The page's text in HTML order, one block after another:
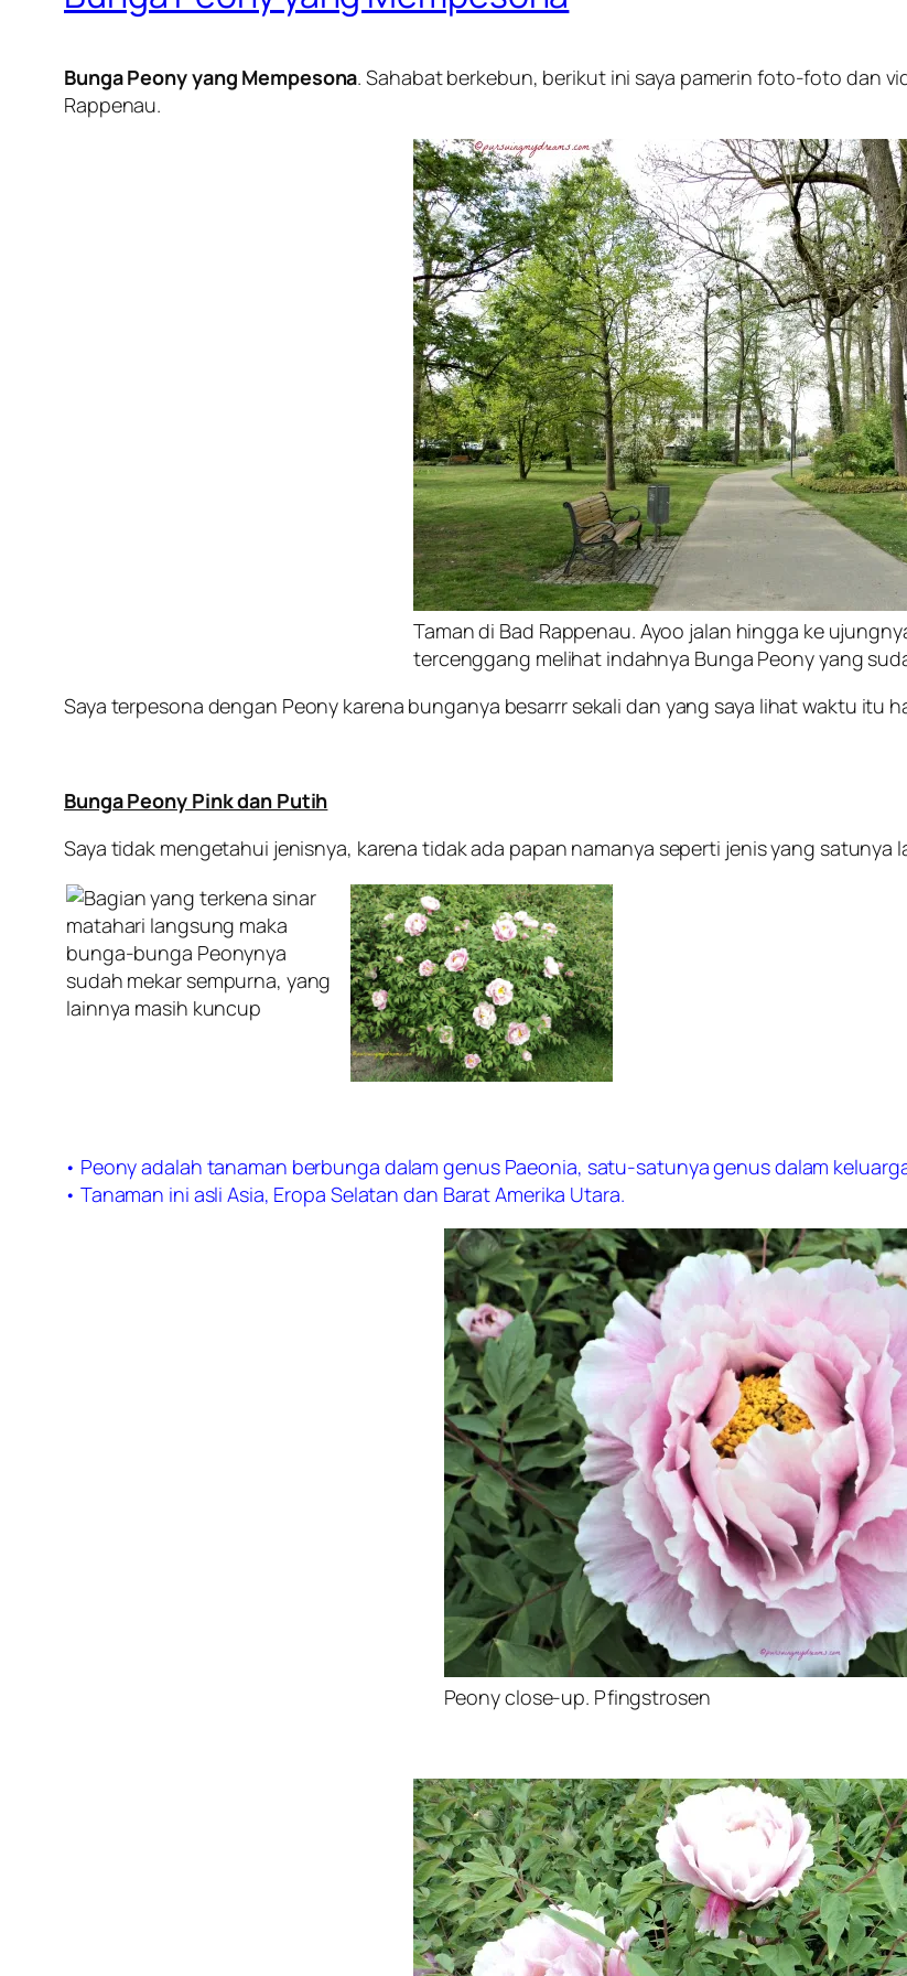
Bunga Peony yang Mempesona. Sahabat berkebun, berikut ini saya pamerin foto-foto dan
Rappenau.
Taman di Bad Rappenau. Ayoo jalan hingga ke
tercenggang melihat indahnya Bunga Peony yang
Saya terpesona dengan Peony karena bunganya besarrr sekali dan yang saya lihat waktu itu
Bunga Peony Pink dan Putih
Saya tidak mengetahui jenisnya, karena tidak ada papan namanya seperti jenis yang satunya
• Peony adalah tanaman berbunga dalam genus Paeonia, satu-satunya genus dalam
• Tanaman ini asli Asia, Eropa Selatan dan Barat Amerika Utara.
Peony close-up. Pfingstrosen